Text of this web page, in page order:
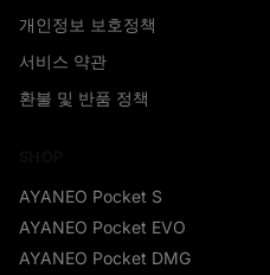
개인정보 보호정책
서비스 약관
환불 및 반품 정책
AYANEO Pocket S
AYANEO Pocket EVO
AYANEO Pocket DMG